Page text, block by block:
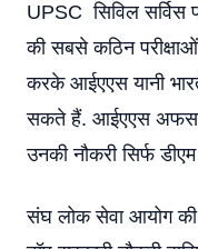
UPSC सिविल सर्विस
की सबसे कठिन
करके आईएएस यानी
सकते हैं. आईएएस अफसर
उनकी नौकरी सिर्फ
संघ लोक सेवा आयोग की